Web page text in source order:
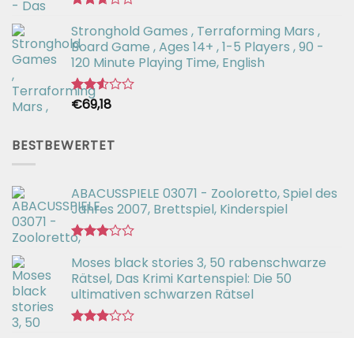
mit
2.64
von 5
Stronghold Games , Terraforming Mars ,
Board Game , Ages 14+ , 1-5 Players , 90 -
120 Minute Playing Time, English
Bewertet
von 5
€69,18
BESTBEWERTET
ABACUSSPIELE 03071 - Zooloretto, Spiel des
Jahres 2007, Brettspiel, Kinderspiel
mit
3.02
von 5
Moses black stories 3, 50 rabenschwarze
Rätsel, Das Krimi Kartenspiel: Die 50
ultimativen schwarzen Rätsel